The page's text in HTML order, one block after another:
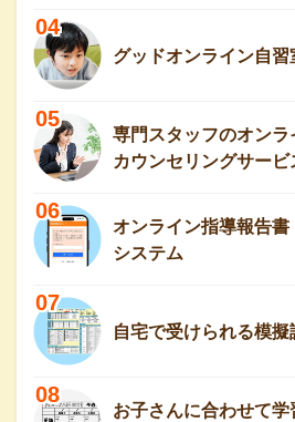
04
グッドオンライン自習
05
専門スタッフのオンラ
カウンセリングサービ
06
オンライン指導報告書
システム
07
自宅で受けられる模擬
08
お子さんに合わせて学